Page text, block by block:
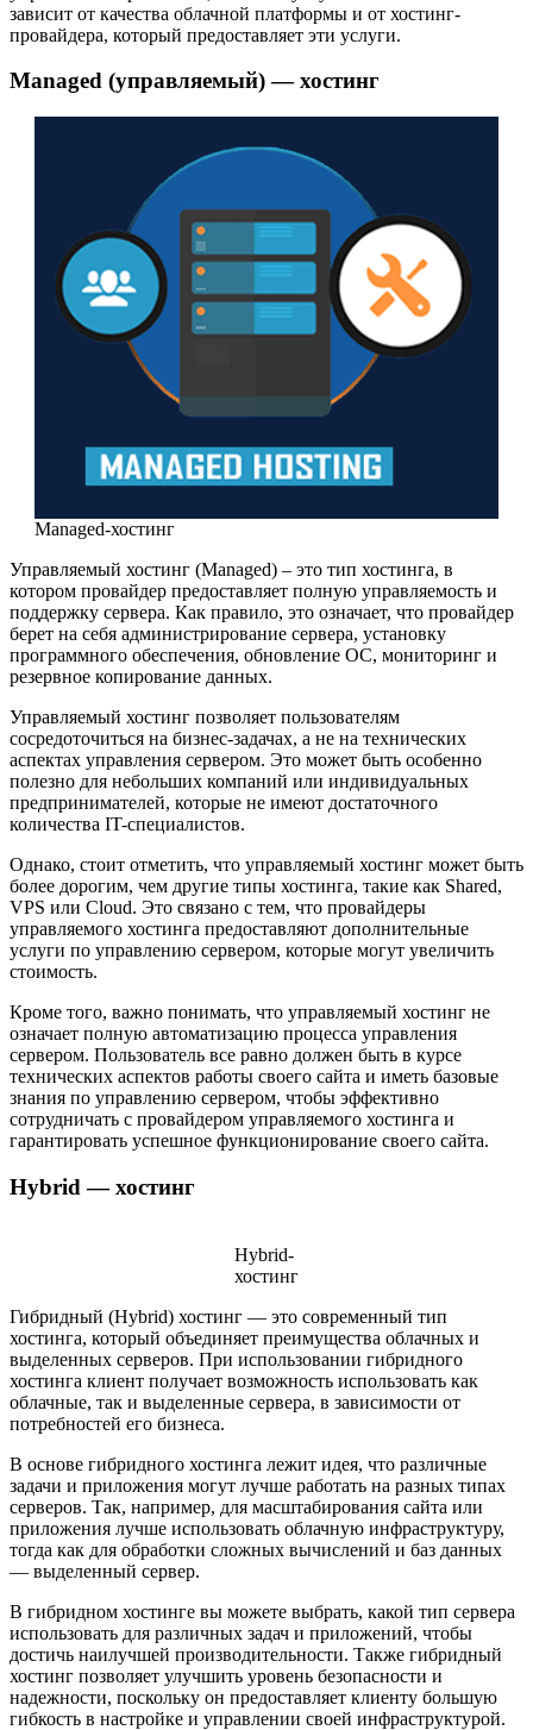
зависит от качества облачной платформы и от хостинг-
провайдера, который предоставляет эти услуги.
Managed (управляемый) — хостинг
Managed-хостинг
Управляемый хостинг (Managed) – это тип хостинга, в
котором провайдер предоставляет полную управляемость и
поддержку сервера. Как правило, это означает, что провайдер
берет на себя администрирование сервера, установку
программного обеспечения, обновление ОС, мониторинг и
резервное копирование данных.
Управляемый хостинг позволяет пользователям
сосредоточиться на бизнес-задачах, а не на технических
аспектах управления сервером. Это может быть особенно
полезно для небольших компаний или индивидуальных
предпринимателей, которые не имеют достаточного
количества IT-специалистов.
Однако, стоит отметить, что управляемый хостинг может быть
более дорогим, чем другие типы хостинга, такие как Shared,
VPS или Cloud. Это связано с тем, что провайдеры
управляемого хостинга предоставляют дополнительные
услуги по управлению сервером, которые могут увеличить
стоимость.
Кроме того, важно понимать, что управляемый хостинг не
означает полную автоматизацию процесса управления
сервером. Пользователь все равно должен быть в курсе
технических аспектов работы своего сайта и иметь базовые
знания по управлению сервером, чтобы эффективно
сотрудничать с провайдером управляемого хостинга и
гарантировать успешное функционирование своего сайта.
Hybrid — хостинг
Hybrid-
хостинг
Гибридный (Hybrid) хостинг — это современный тип
хостинга, который объединяет преимущества облачных и
выделенных серверов. При использовании гибридного
хостинга клиент получает возможность использовать как
облачные, так и выделенные сервера, в зависимости от
потребностей его бизнеса.
В основе гибридного хостинга лежит идея, что различные
задачи и приложения могут лучше работать на разных типах
серверов. Так, например, для масштабирования сайта или
приложения лучше использовать облачную инфраструктуру,
тогда как для обработки сложных вычислений и баз данных
— выделенный сервер.
В гибридном хостинге вы можете выбрать, какой тип сервера
использовать для различных задач и приложений, чтобы
достичь наилучшей производительности. Также гибридный
хостинг позволяет улучшить уровень безопасности и
надежности, поскольку он предоставляет клиенту большую
гибкость в настройке и управлении своей инфраструктурой.